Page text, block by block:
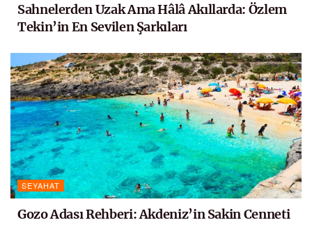
Sahnelerden Uzak Ama Hâlâ Akıllarda: Özlem
Tekin’in En Sevilen Şarkıları
SEYAHAT
Gozo Adası Rehberi: Akdeniz’in Sakin Cenneti